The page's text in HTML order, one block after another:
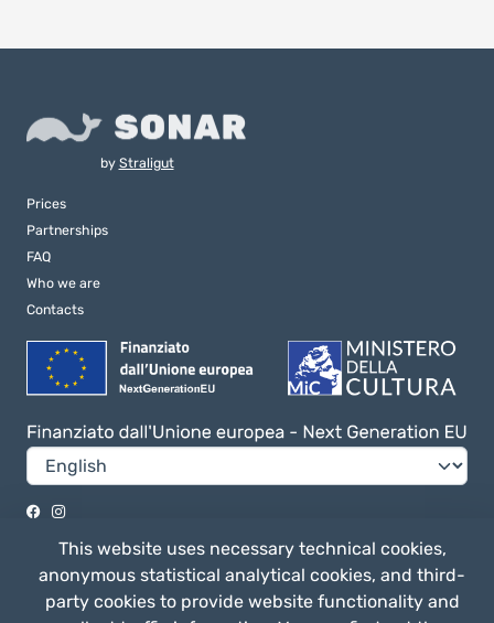
by Straligut
Prices
Partnerships
FAQ
Who we are
Contacts
General terms of use
This website uses necessary technical cookies,
anonymous statistical analytical cookies, and third-
party cookies to provide website functionality and